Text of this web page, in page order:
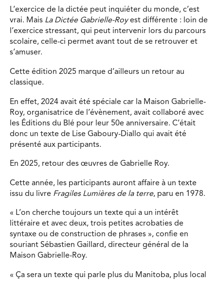
L’exercice de la dictée peut inquiéter du monde, c’est
vrai. Mais La Dictée Gabrielle-Royest différente : loin de
l’exercice stressant, qui peut intervenir lors du parcours
scolaire, celle-ci permet avant tout de se retrouver et
s’amuser.
Cette édition 2025 marque d’ailleurs un retour au
classique.
En effet, 2024 avait été spéciale car la Maison Gabrielle-
Roy, organisatrice de l’évènement, avait collaboré avec
les Éditions du Blé pour leur 50e anniversaire. C’était
donc un texte de Lise Gaboury-Diallo qui avait été
présenté aux participants.
En 2025, retour des œuvres de Gabrielle Roy.
Cette année, les participants auront affaire à un texte
issu du livre Fragiles Lumières de la terre, paru en 1978.
« L’on cherche toujours un texte qui a un intérêt
littéraire et avec deux, trois petites acrobaties de
syntaxe ou de construction de phrases », confie en
souriant Sébastien Gaillard, directeur général de la
Maison Gabrielle-Roy.
« Ça sera un texte qui parle plus du Manitoba, plus local